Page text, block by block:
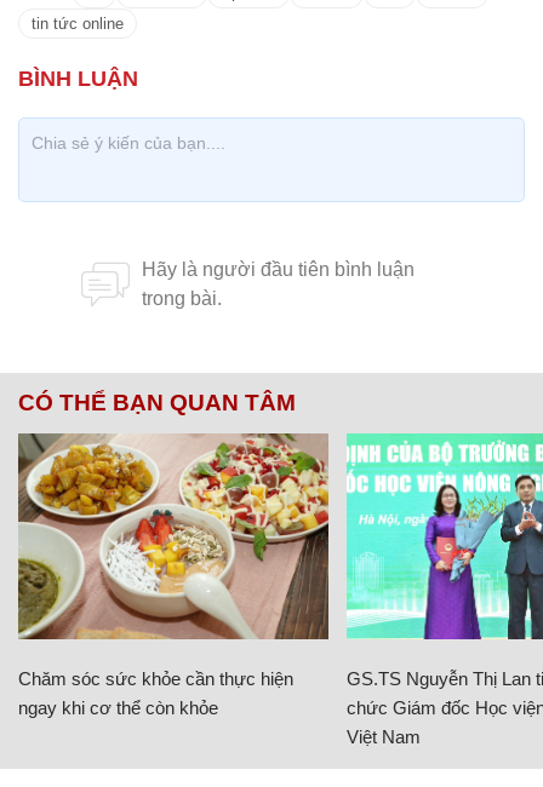
tin tức online
CÓ THỂ BẠN QUAN TÂM
Chăm sóc sức khỏe cần thực hiện
ngay khi cơ thể còn khỏe
GS.TS Nguyễn Thị Lan
chức Giám đốc Học
Việt Nam